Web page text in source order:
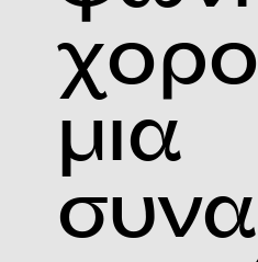
μια